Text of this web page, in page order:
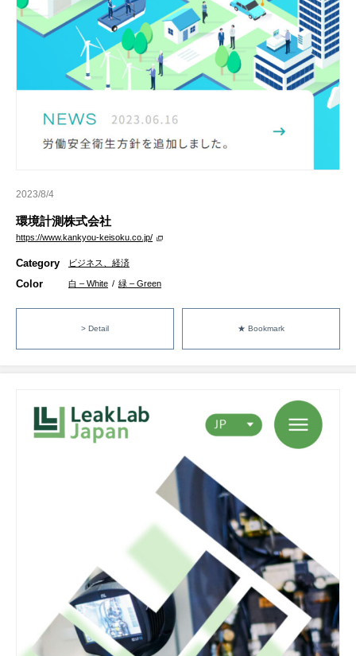
2023/8/4
環境計測株式会社
https://www.kankyou-keisoku.co.jp/
Category ビジネス、経済
Color 白 – White / 緑 – Green
> Detail ★ Bookmark